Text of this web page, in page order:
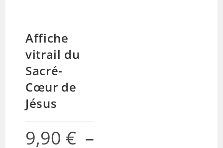
Affiche
vitrail du
Sacré-
Cœur de
Jésus
9,90 € –